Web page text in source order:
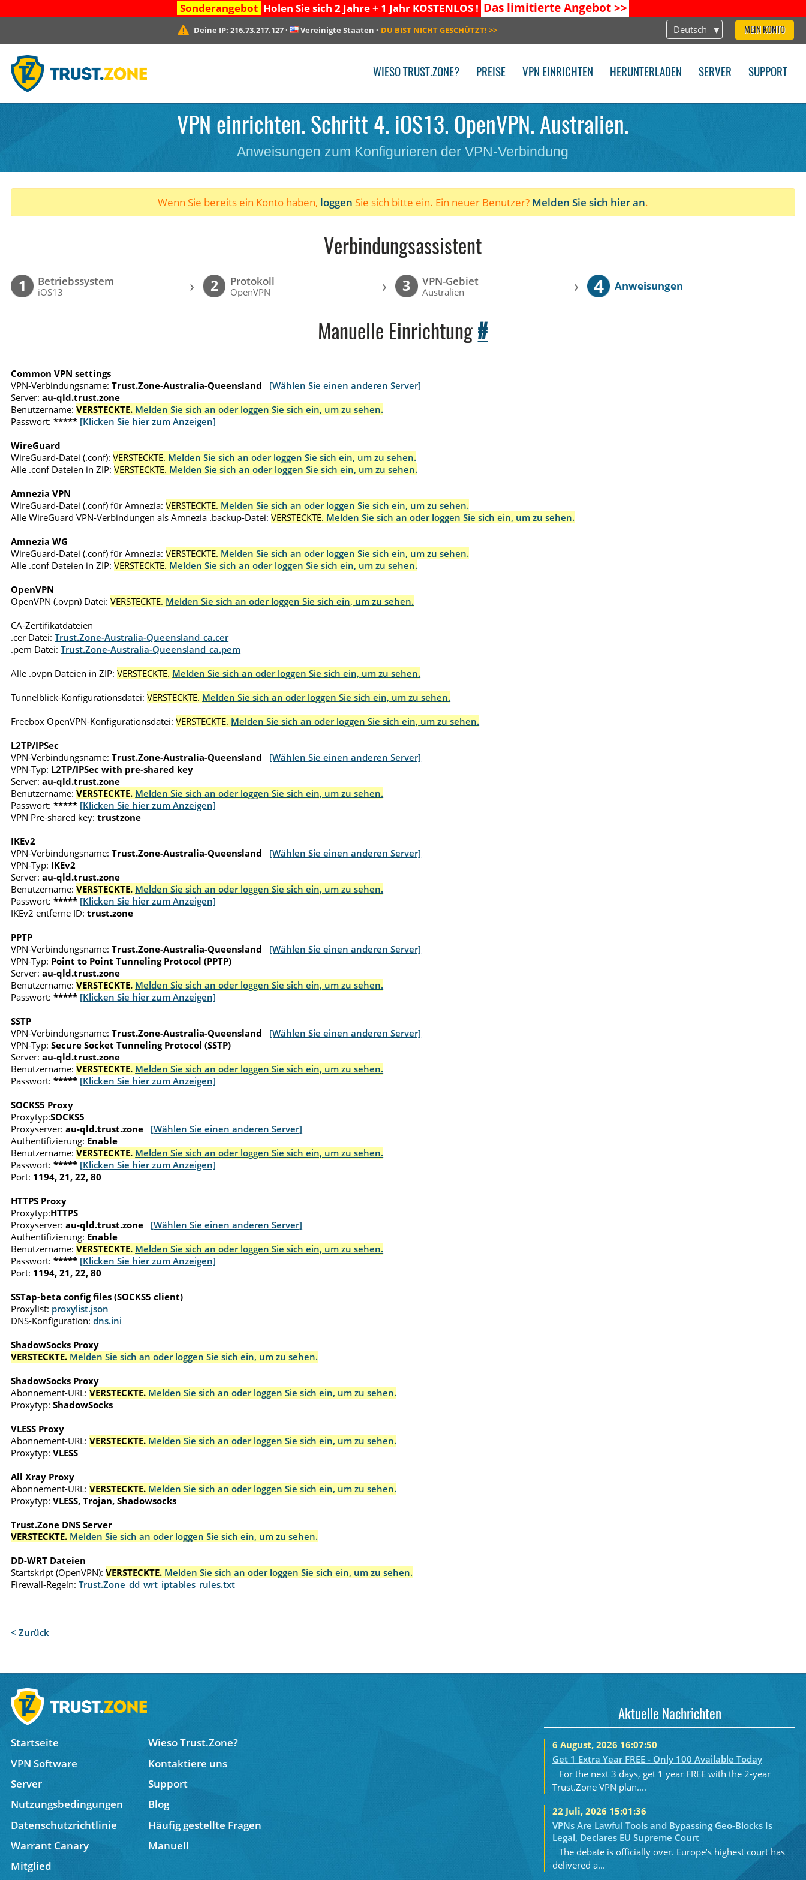
Sonderangebot Holen Sie sich 2 Jahre + 1 Jahr KOSTENLOS ! Das limitierte Angebot>>
Deutsch MEIN KONTO
Deine IP: 216.73.217.127· Vereinigte Staaten · DU BIST NICHT GESCHÜTZT! >>
WIESO TRUST.ZONE? PREISE VPN EINRICHTEN HERUNTERLADEN SERVER SUPPORT
VPN einrichten. Schritt 4. iOS13. OpenVPN. Australien.
Anweisungen zum Konfigurieren der VPN-Verbindung
Wenn Sie bereits ein Konto haben, loggen Sie sich bitte ein. Ein neuer Benutzer? Melden Sie sich hier an.
Verbindungsassistent
1 Betriebssystem
iOS13 › 2 Protokoll
OpenVPN › 3 VPN-Gebiet
Australien › 4 Anweisungen
Manuelle Einrichtung #
Common VPN settings
VPN-Verbindungsname: Trust.Zone-Australia-Queensland
[Wählen Sie einen anderen Server]
Server: au-qld.trust.zone
Benutzername: VERSTECKTE. Melden Sie sich an oder loggen Sie sich ein, um zu sehen.
Passwort: ***** [Klicken Sie hier zum Anzeigen]
WireGuard
WireGuard-Datei (.conf): VERSTECKTE. Melden Sie sich an oder loggen Sie sich ein, um zu sehen.
Alle .conf Dateien in ZIP: VERSTECKTE. Melden Sie sich an oder loggen Sie sich ein, um zu sehen.
Amnezia VPN
WireGuard-Datei (.conf) für Amnezia: VERSTECKTE. Melden Sie sich an oder loggen Sie sich ein, um zu sehen.
Alle WireGuard VPN-Verbindungen als Amnezia .backup-Datei: VERSTECKTE. Melden Sie sich an oder loggen Sie sich ein, um zu sehen.
Amnezia WG
WireGuard-Datei (.conf) für Amnezia: VERSTECKTE. Melden Sie sich an oder loggen Sie sich ein, um zu sehen.
Alle .conf Dateien in ZIP: VERSTECKTE. Melden Sie sich an oder loggen Sie sich ein, um zu sehen.
OpenVPN
OpenVPN (.ovpn) Datei: VERSTECKTE. Melden Sie sich an oder loggen Sie sich ein, um zu sehen.
CA-Zertifikatdateien
.cer Datei: Trust.Zone-Australia-Queensland_ca.cer
.pem Datei: Trust.Zone-Australia-Queensland_ca.pem
Alle .ovpn Dateien in ZIP: VERSTECKTE. Melden Sie sich an oder loggen Sie sich ein, um zu sehen.
Tunnelblick-Konfigurationsdatei: VERSTECKTE. Melden Sie sich an oder loggen Sie sich ein, um zu sehen.
Freebox OpenVPN-Konfigurationsdatei: VERSTECKTE. Melden Sie sich an oder loggen Sie sich ein, um zu sehen.
L2TP/IPSec
VPN-Verbindungsname: Trust.Zone-Australia-Queensland
[Wählen Sie einen anderen Server]
VPN-Typ: L2TP/IPSec with pre-shared key
Server: au-qld.trust.zone
Benutzername: VERSTECKTE. Melden Sie sich an oder loggen Sie sich ein, um zu sehen.
Passwort: ***** [Klicken Sie hier zum Anzeigen]
VPN Pre-shared key: trustzone
IKEv2
VPN-Verbindungsname: Trust.Zone-Australia-Queensland
[Wählen Sie einen anderen Server]
VPN-Typ: IKEv2
Server: au-qld.trust.zone
Benutzername: VERSTECKTE. Melden Sie sich an oder loggen Sie sich ein, um zu sehen.
Passwort: ***** [Klicken Sie hier zum Anzeigen]
IKEv2 entferne ID: trust.zone
PPTP
VPN-Verbindungsname: Trust.Zone-Australia-Queensland
[Wählen Sie einen anderen Server]
VPN-Typ: Point to Point Tunneling Protocol (PPTP)
Server: au-qld.trust.zone
Benutzername: VERSTECKTE. Melden Sie sich an oder loggen Sie sich ein, um zu sehen.
Passwort: ***** [Klicken Sie hier zum Anzeigen]
SSTP
VPN-Verbindungsname: Trust.Zone-Australia-Queensland
[Wählen Sie einen anderen Server]
VPN-Typ: Secure Socket Tunneling Protocol (SSTP)
Server: au-qld.trust.zone
Benutzername: VERSTECKTE. Melden Sie sich an oder loggen Sie sich ein, um zu sehen.
Passwort: ***** [Klicken Sie hier zum Anzeigen]
SOCKS5 Proxy
Proxytyp:SOCKS5
Proxyserver: au-qld.trust.zone
[Wählen Sie einen anderen Server]
Authentifizierung: Enable
Benutzername: VERSTECKTE. Melden Sie sich an oder loggen Sie sich ein, um zu sehen.
Passwort: ***** [Klicken Sie hier zum Anzeigen]
Port: 1194, 21, 22, 80
HTTPS Proxy
Proxytyp:HTTPS
Proxyserver: au-qld.trust.zone
[Wählen Sie einen anderen Server]
Authentifizierung: Enable
Benutzername: VERSTECKTE. Melden Sie sich an oder loggen Sie sich ein, um zu sehen.
Passwort: ***** [Klicken Sie hier zum Anzeigen]
Port: 1194, 21, 22, 80
SSTap-beta config files (SOCKS5 client)
Proxylist: proxylist.json
DNS-Konfiguration: dns.ini
ShadowSocks Proxy
VERSTECKTE. Melden Sie sich an oder loggen Sie sich ein, um zu sehen.
ShadowSocks Proxy
Abonnement-URL: VERSTECKTE. Melden Sie sich an oder loggen Sie sich ein, um zu sehen.
Proxytyp: ShadowSocks
VLESS Proxy
Abonnement-URL: VERSTECKTE. Melden Sie sich an oder loggen Sie sich ein, um zu sehen.
Proxytyp: VLESS
All Xray Proxy
Abonnement-URL: VERSTECKTE. Melden Sie sich an oder loggen Sie sich ein, um zu sehen.
Proxytyp: VLESS, Trojan, Shadowsocks
Trust.Zone DNS Server
VERSTECKTE. Melden Sie sich an oder loggen Sie sich ein, um zu sehen.
DD-WRT Dateien
Startskript (OpenVPN): VERSTECKTE. Melden Sie sich an oder loggen Sie sich ein, um zu sehen.
Firewall-Regeln: Trust.Zone_dd_wrt_iptables_rules.txt
< Zurück
Startseite
Wieso Trust.Zone?
VPN Software
Kontaktiere uns
Server
Support
Nutzungsbedingungen
Blog
Datenschutzrichtlinie
Häufig gestellte Fragen
Warrant Canary
Manuell
Mitglied
Aktuelle Nachrichten
6 August, 2026 16:07:50
Get 1 Extra Year FREE - Only 100 Available Today
For the next 3 days, get 1 year FREE with the 2-year
Trust.Zone VPN plan....
22 Juli, 2026 15:01:36
VPNs Are Lawful Tools and Bypassing Geo-Blocks Is
Legal, Declares EU Supreme Court
The debate is officially over. Europe’s highest court has
delivered a...